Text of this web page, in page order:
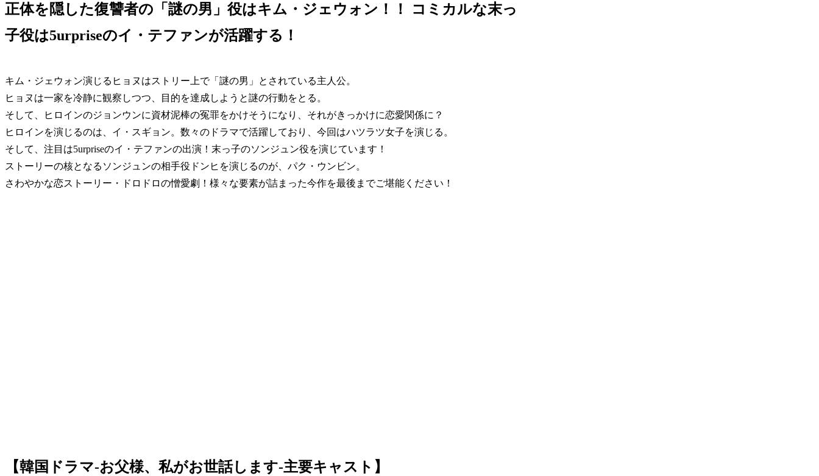
正体を隠した復讐者の「謎の男」役はキム・ジェウォン！！ コミカルな末っ
子役は5urpriseのイ・テファンが活躍する！
キム・ジェウォン演じるヒョヌはストリー上で「謎の男」とされている主人公。
ヒョヌは一家を冷静に観察しつつ、目的を達成しようと謎の行動をとる。
そして、ヒロインのジョンウンに資材泥棒の冤罪をかけそうになり、それがきっかけに恋愛関係に？
ヒロインを演じるのは、イ・スギョン。数々のドラマで活躍しており、今回はハツラツ女子を演じる。
そして、注目は5urpriseのイ・テファンの出演！末っ子のソンジュン役を演じています！
ストーリーの核となるソンジュンの相手役ドンヒを演じるのが、パク・ウンビン。
さわやかな恋ストーリー・ドロドロの憎愛劇！様々な要素が詰まった今作を最後までご堪能ください！
【韓国ドラマ-お父様、私がお世話します-主要キャスト】